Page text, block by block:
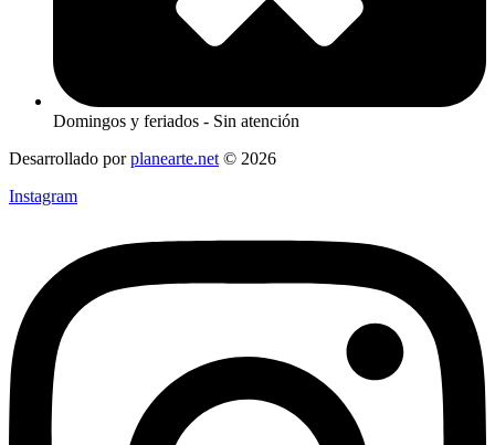
Domingos y feriados - Sin atención
Desarrollado porplanearte.net © 2026
Instagram